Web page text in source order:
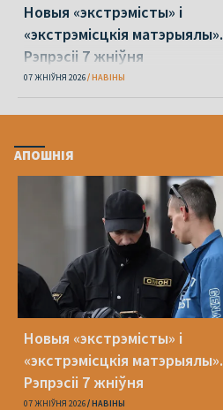
Новыя «экстрэмісты» і
«экстрэмісцкія матэрыялы».
Рэпрэсіі 7 жніўня
07 ЖНІЎНЯ 2026 НАВІНЫ
АПОШНІЯ
Новыя «экстрэмісты» і
«экстрэмісцкія матэрыялы».
Рэпрэсіі 7 жніўня
07 ЖНІЎНЯ 2026 НАВІНЫ